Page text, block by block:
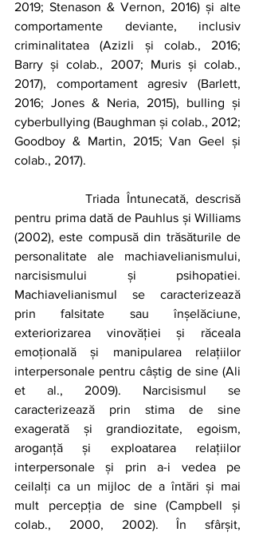
2019; Stenason & Vernon, 2016) și alte
comportamente deviante, inclusiv
criminalitatea (Azizli și colab., 2016;
Barry și colab., 2007; Muris și colab.,
2017), comportament agresiv (Barlett,
2016; Jones & Neria, 2015), bulling și
cyberbullying (Baughman și colab., 2012;
Goodboy & Martin, 2015; Van Geel și
colab., 2017).
pentru prima dată de Pauhlus și Williams
(2002), este compusă din trăsăturile de
personalitate ale machiavelianismului,
narcisismului și psihopatiei.
Machiavelianismul se caracterizează
prin falsitate sau înșelăciune,
exteriorizarea vinovăției și răceala
emoțională și manipularea relațiilor
interpersonale pentru câștig de sine (Ali
et al., 2009). Narcisismul se
caracterizează prin stima de sine
exagerată și grandiozitate, egoism,
aroganță și exploatarea relațiilor
interpersonale și prin a-i vedea pe
ceilalți ca un mijloc de a întări și mai
mult percepția de sine (Campbell și
colab., 2000, 2002). În sfârșit,